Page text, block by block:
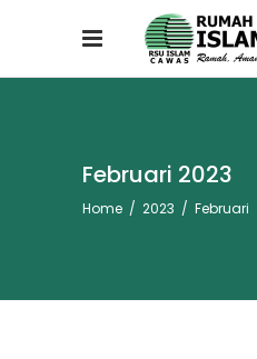
Februari 2023
Home / 2023 / Februari